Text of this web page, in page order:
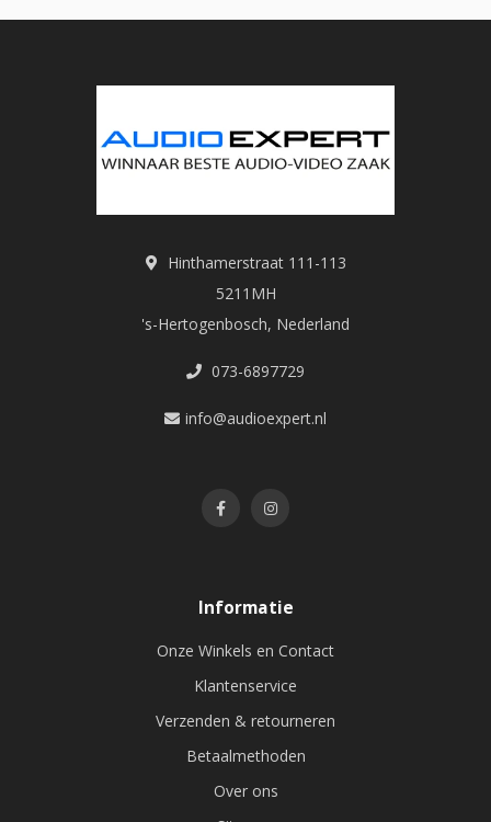
Hinthamerstraat 111-113
5211MH
's-Hertogenbosch, Nederland
073-6897729
info@audioexpert.nl
Informatie
Onze Winkels en Contact
Klantenservice
Verzenden & retourneren
Betaalmethoden
Over ons